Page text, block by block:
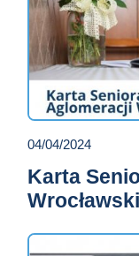
04/04/2024
Karta